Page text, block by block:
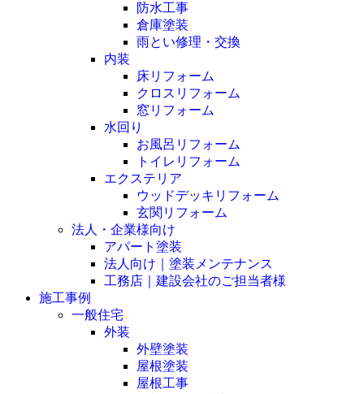
防水工事
倉庫塗装
雨とい修理・交換
内装
床リフォーム
クロスリフォーム
窓リフォーム
水回り
お風呂リフォーム
トイレリフォーム
エクステリア
ウッドデッキリフォーム
玄関リフォーム
法人・企業様向け
アパート塗装
法人向け｜塗装メンテナンス
工務店｜建設会社のご担当者様
施工事例
一般住宅
外装
外壁塗装
屋根塗装
屋根工事